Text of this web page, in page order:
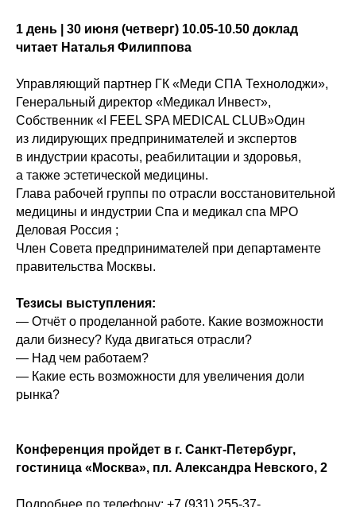
1 день | 30 июня (четверг) 10.05-10.50 доклад
читает Наталья Филиппова
Управляющий партнер ГК «Меди СПА Технолоджи»,
Генеральный директор «Медикал Инвест»,
Собственник «I FEEL SPA MEDICAL CLUB»Один
из лидирующих предпринимателей и экспертов
в индустрии красоты, реабилитации и здоровья,
а также эстетической медицины.
Глава рабочей группы по отрасли восстановительной
медицины и индустрии Спа и медикал спа МРО
Деловая Россия ;
Член Совета предпринимателей при департаменте
правительства Москвы.
Тезисы выступления:
— Отчёт о проделанной работе. Какие возможности
дали бизнесу? Куда двигаться отрасли?
— Над чем работаем?
— Какие есть возможности для увеличения доли
рынка?
Конференция пройдет в г. Санкт-Петербург,
гостиница «Москва», пл. Александра Невского, 2
Подробнее по телефону: +7 (931) 255-37-